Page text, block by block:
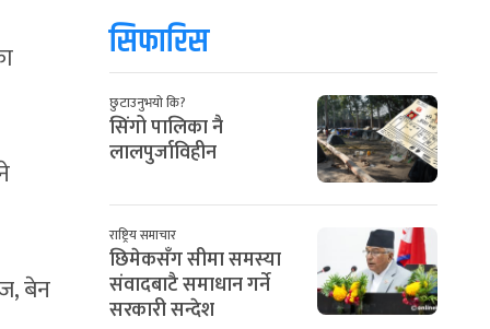
बेन
सिफारिस
छुटाउनुभयो कि?
सिंगो पालिका नै
लालपुर्जाविहीन
राष्ट्रिय समाचार
छिमेकसँग सीमा समस्या
संवादबाटै समाधान गर्ने
सरकारी सन्देश